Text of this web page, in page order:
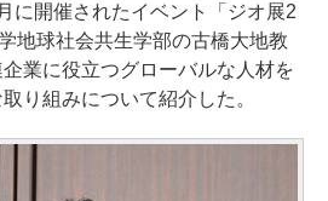
開催されたイベント「ジオ展2
地球社会共生学部の古橋大地教
業に役立つグローバルな人材を
り組みについて紹介した。